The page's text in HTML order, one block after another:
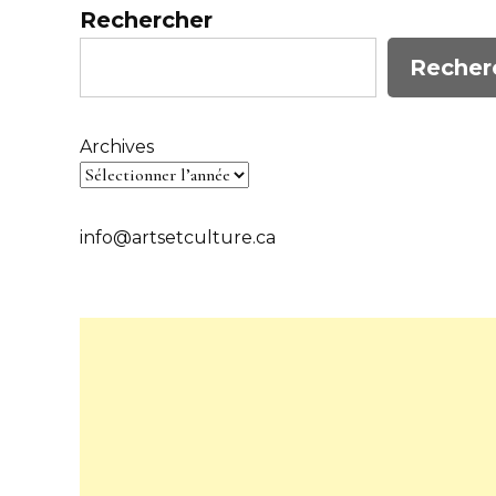
Rechercher
Archives
info@artsetculture.ca